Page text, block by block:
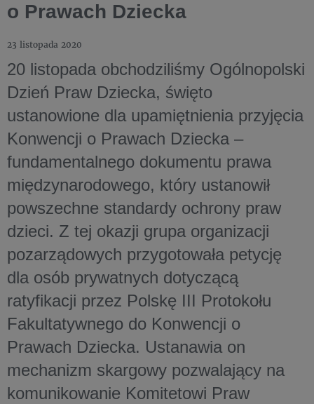
o Prawach Dziecka
23 listopada 2020
20 listopada obchodziliśmy Ogólnopolski
Dzień Praw Dziecka, święto
ustanowione dla upamiętnienia przyjęcia
Konwencji o Prawach Dziecka –
fundamentalnego dokumentu prawa
międzynarodowego, który ustanowił
powszechne standardy ochrony praw
dzieci. Z tej okazji grupa organizacji
pozarządowych przygotowała petycję
dla osób prywatnych dotyczącą
ratyfikacji przez Polskę III Protokołu
Fakultatywnego do Konwencji o
Prawach Dziecka. Ustanawia on
mechanizm skargowy pozwalający na
komunikowanie Komitetowi Praw